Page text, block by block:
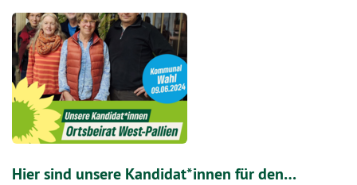
Hier sind unsere Kandidat*innen für den…